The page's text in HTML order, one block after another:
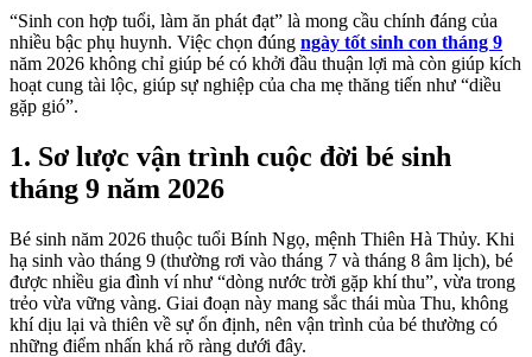
“Sinh con hợp tuổi, làm ăn phát đạt” là mong cầu chính đáng của
nhiều bậc phụ huynh. Việc chọn đúng ngày tốt sinh con tháng 9
năm 2026 không chỉ giúp bé có khởi đầu thuận lợi mà còn giúp kích
hoạt cung tài lộc, giúp sự nghiệp của cha mẹ thăng tiến như “diều
gặp gió”.
1. Sơ lược vận trình cuộc đời bé sinh
tháng 9 năm 2026
Bé sinh năm 2026 thuộc tuổi Bính Ngọ, mệnh Thiên Hà Thủy. Khi
hạ sinh vào tháng 9 (thường rơi vào tháng 7 và tháng 8 âm lịch), bé
được nhiều gia đình ví như “dòng nước trời gặp khí thu”, vừa trong
trẻo vừa vững vàng. Giai đoạn này mang sắc thái mùa Thu, không
khí dịu lại và thiên về sự ổn định, nên vận trình của bé thường có
những điểm nhấn khá rõ ràng dưới đây.